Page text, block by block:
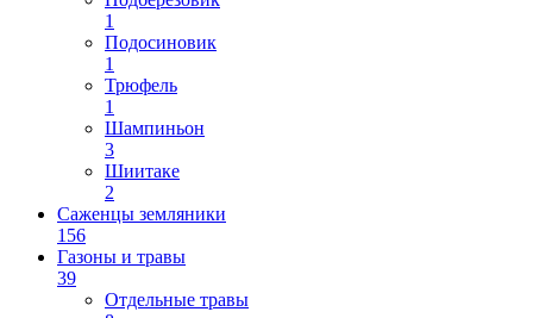
1
Подосиновик
1
Трюфель
1
Шампиньон
3
Шиитаке
2
Саженцы земляники
156
Газоны и травы
39
Отдельные травы